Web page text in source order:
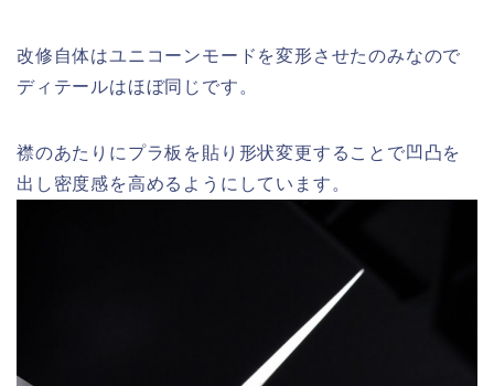
改修自体はユニコーンモードを変形させたのみなので
ディテールはほぼ同じです。
襟のあたりにプラ板を貼り形状変更することで凹凸を
出し密度感を高めるようにしています。